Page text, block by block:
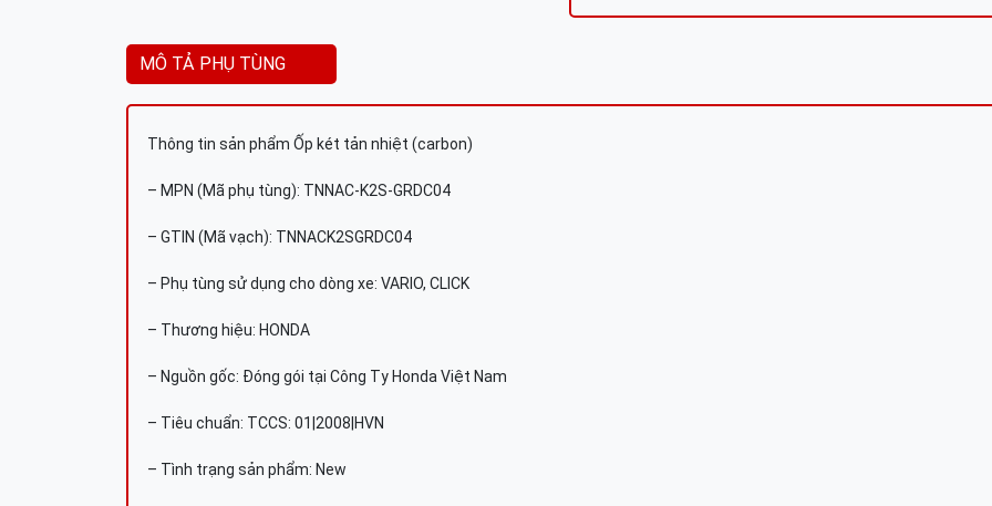
MÔ TẢ PHỤ TÙNG
Thông tin sản phẩm Ốp két tản nhiệt (carbon)
– MPN (Mã phụ tùng): TNNAC-K2S-GRDC04
– GTIN (Mã vạch): TNNACK2SGRDC04
– Phụ tùng sử dụng cho dòng xe: VARIO, CLICK
– Thương hiệu: HONDA
– Nguồn gốc: Đóng gói tại Công Ty Honda Việt Nam
– Tiêu chuẩn: TCCS: 01|2008|HVN
– Tình trạng sản phẩm: New